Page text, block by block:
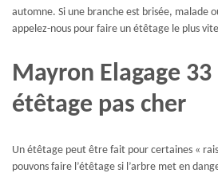
automne. Si une branche est brisée, malade
appelez-nous pour faire un étêtage le plus
Mayron Elagage
étêtage pas cher
Un étêtage peut être fait pour certaines «
pouvons faire l’étêtage si l’arbre met en